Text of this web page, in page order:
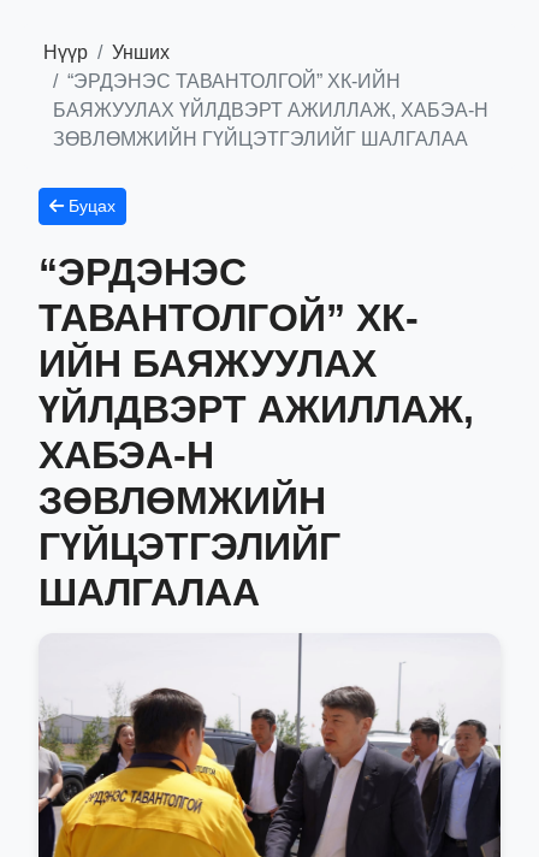
Нүүр
Унших
“ЭРДЭНЭС ТАВАНТОЛГОЙ” ХК-ИЙН
БАЯЖУУЛАХ ҮЙЛДВЭРТ АЖИЛЛАЖ, ХАБЭА-Н
ЗӨВЛӨМЖИЙН ГҮЙЦЭТГЭЛИЙГ ШАЛГАЛАА
Буцах
“ЭРДЭНЭС
ТАВАНТОЛГОЙ” ХК-
ИЙН БАЯЖУУЛАХ
ҮЙЛДВЭРТ АЖИЛЛАЖ,
ХАБЭА-Н
ЗӨВЛӨМЖИЙН
ГҮЙЦЭТГЭЛИЙГ
ШАЛГАЛАА